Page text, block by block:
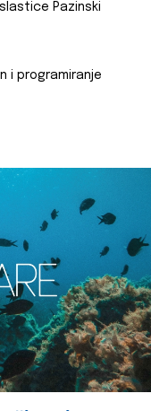
Pazinski
i programiranje